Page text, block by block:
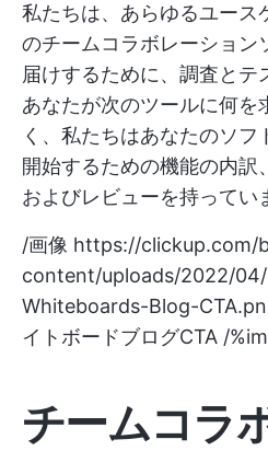
私たちは、あらゆるユース
のチームコラボレーション
届けするために、調査とテ
あなたが次のツールに何を
く、私たちはあなたのソフ
開始するための機能の内訳
およびレビューを持ってい
/画像 https://clickup.com/
content/uploads/2022/
Whiteboards-Blog-
イトボードブログCTA /
チームコラ